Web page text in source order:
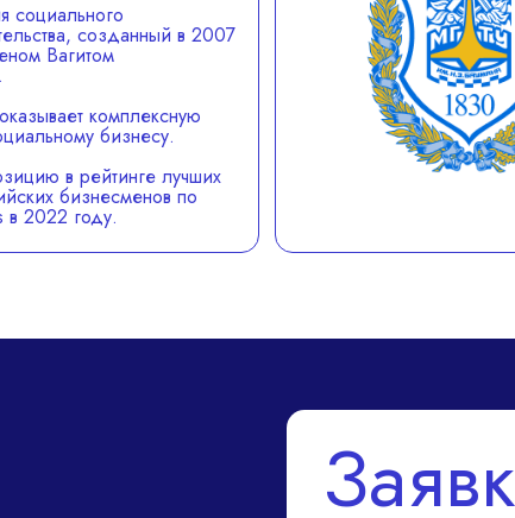
социального
созданный в 2007
Вагитом
комплексную
бизнесу.
в рейтинге лучших
бизнесменов по
в 2022 году.